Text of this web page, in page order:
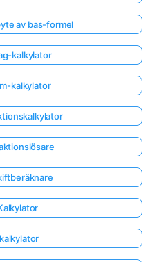
av bas-formel
kalkylator
kalkylator